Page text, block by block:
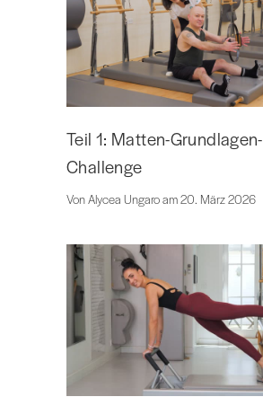
Teil 1: Matten-Grundlagen-
Challenge
Von Alycea Ungaro am 20. März 2026